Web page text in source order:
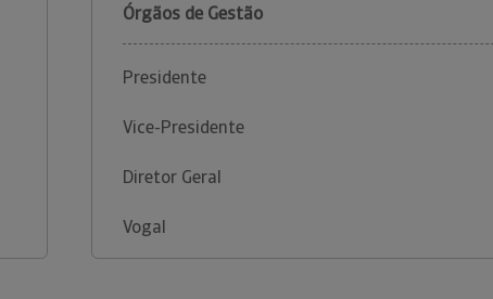
Órgãos de Gestão
Presidente
Vice-Presidente
Diretor Geral
Vogal